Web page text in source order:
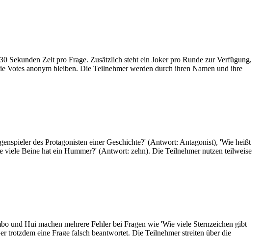
Sekunden Zeit pro Frage. Zusätzlich steht ein Joker pro Runde zur Verfügung,
Votes anonym bleiben. Die Teilnehmer werden durch ihren Namen und ihre
des Protagonisten einer Geschichte?' (Antwort: Antagonist), 'Wie heißt
Beine hat ein Hummer?' (Antwort: zehn). Die Teilnehmer nutzen teilweise
und Hui machen mehrere Fehler bei Fragen wie 'Wie viele Sternzeichen gibt
trotzdem eine Frage falsch beantwortet. Die Teilnehmer streiten über die